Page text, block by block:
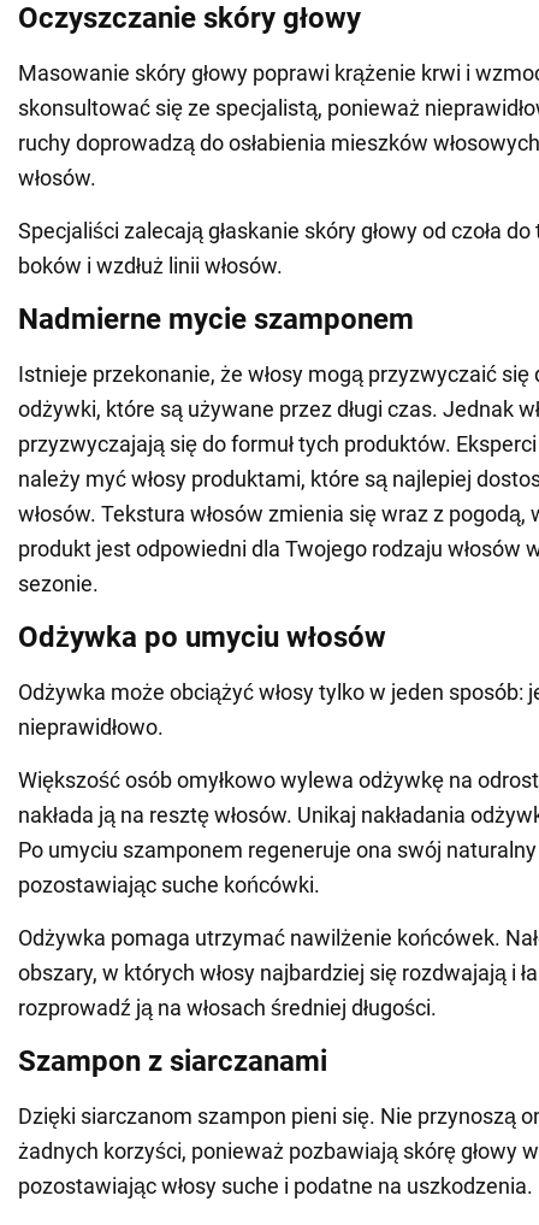
Oczyszczanie skóry głowy
Masowanie skóry głowy poprawi krążenie krwi i
skonsultować się ze specjalistą, ponieważ
ruchy doprowadzą do osłabienia mieszków
włosów.
Specjaliści zalecają głaskanie skóry głowy od czoła do
boków i wzdłuż linii włosów.
Nadmierne mycie szamponem
Istnieje przekonanie, że włosy mogą przyzwyczaić się
odżywki, które są używane przez długi czas. Jednak
przyzwyczajają się do formuł tych produktów.
należy myć włosy produktami, które są najlepiej
włosów. Tekstura włosów zmienia się wraz z pogodą,
produkt jest odpowiedni dla Twojego rodzaju włosów
sezonie.
Odżywka po umyciu włosów
Odżywka może obciążyć włosy tylko w jeden sposób:
nieprawidłowo.
Większość osób omyłkowo wylewa odżywkę na
nakłada ją na resztę włosów. Unikaj nakładania
Po umyciu szamponem regeneruje ona swój
pozostawiając suche końcówki.
Odżywka pomaga utrzymać nawilżenie końcówek.
obszary, w których włosy najbardziej się rozdwajają i
rozprowadź ją na włosach średniej długości.
Szampon z siarczanami
Dzięki siarczanom szampon pieni się. Nie przynoszą
żadnych korzyści, ponieważ pozbawiają skórę głowy
pozostawiając włosy suche i podatne na uszkodzenia.